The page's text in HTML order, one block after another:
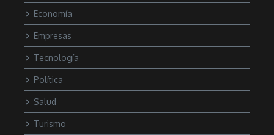
Economía
Empresas
Tecnología
Política
Salud
Turismo